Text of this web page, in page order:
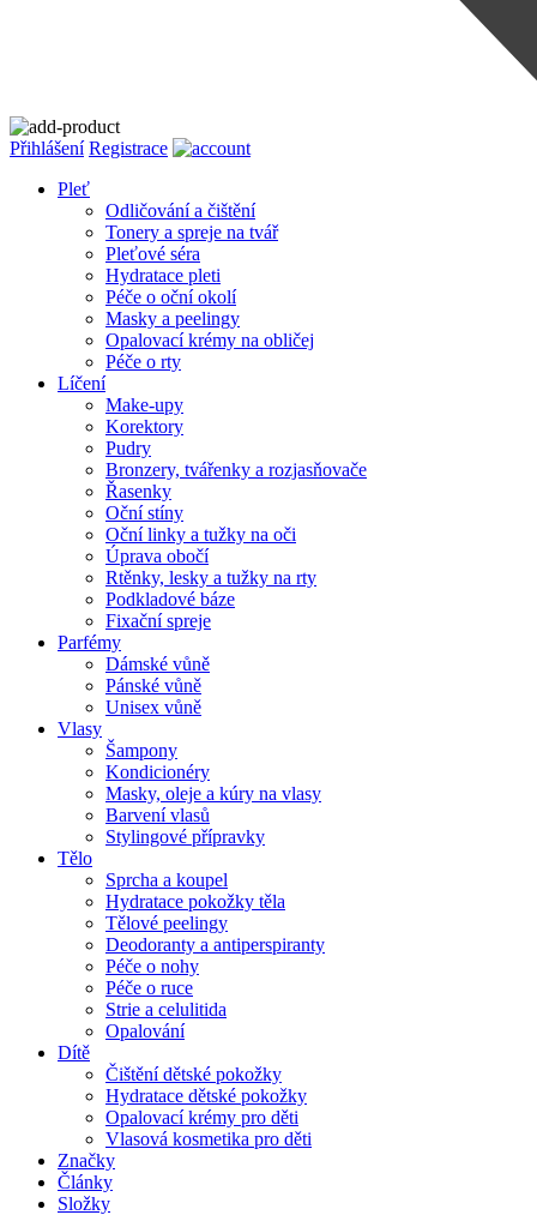
Přihlášení Registrace
Pleť
Odličování a čištění
Tonery a spreje na tvář
Pleťové séra
Hydratace pleti
Péče o oční okolí
Masky a peelingy
Opalovací krémy na obličej
Péče o rty
Líčení
Make-upy
Korektory
Pudry
Bronzery, tvářenky a rozjasňovače
Řasenky
Oční stíny
Oční linky a tužky na oči
Úprava obočí
Rtěnky, lesky a tužky na rty
Podkladové báze
Fixační spreje
Parfémy
Dámské vůně
Pánské vůně
Unisex vůně
Vlasy
Šampony
Kondicionéry
Masky, oleje a kúry na vlasy
Barvení vlasů
Stylingové přípravky
Tělo
Sprcha a koupel
Hydratace pokožky těla
Tělové peelingy
Deodoranty a antiperspiranty
Péče o nohy
Péče o ruce
Strie a celulitida
Opalování
Dítě
Čištění dětské pokožky
Hydratace dětské pokožky
Opalovací krémy pro děti
Vlasová kosmetika pro děti
Značky
Články
Složky